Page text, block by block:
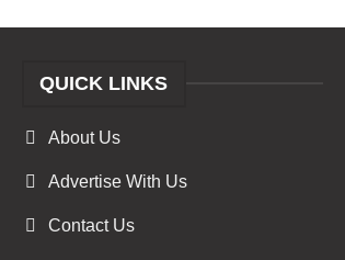
QUICK LINKS
About Us
Advertise With Us
Contact Us